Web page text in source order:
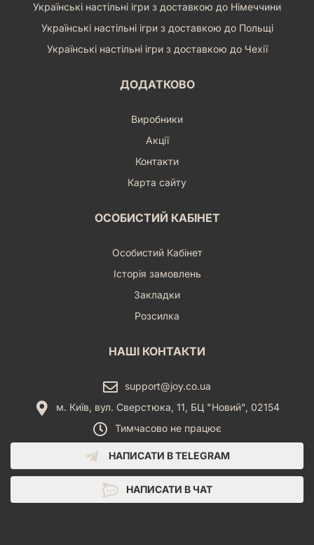
Українські настільні ігри з доставкою до Німеччини
Українські настільні ігри з доставкою до Польщі
Українські настільні ігри з доставкою до Чехії
ДОДАТКОВО
Виробники
Акції
Контакти
Карта сайту
ОСОБИСТИЙ КАБІНЕТ
Особистий Кабінет
Історія замовлень
Закладки
Розсилка
НАШІ КОНТАКТИ
support@joy.co.ua
м. Київ, вул. Сверстюка, 11, БЦ "Новий", 02154
Тимчасово не працює
НАПИСАТИ В TELEGRAM
НАПИСАТИ В ЧАТ